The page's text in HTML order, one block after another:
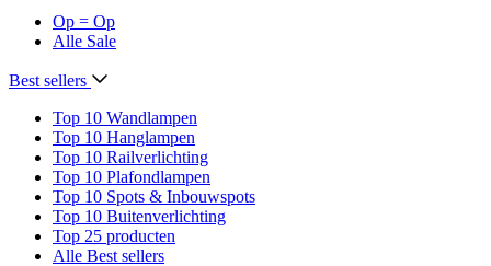
Op = Op
Alle Sale
Best sellers
Top 10 Wandlampen
Top 10 Hanglampen
Top 10 Railverlichting
Top 10 Plafondlampen
Top 10 Spots & Inbouwspots
Top 10 Buitenverlichting
Top 25 producten
Alle Best sellers